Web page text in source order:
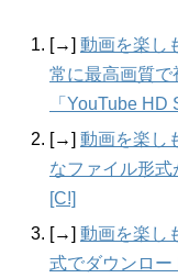
[→] 動画を楽し
常に最高画質で
「YouTube HD
[→] 動画を楽し
なファイル形式
[C!]
[→] 動画を楽し
式でダウンロー